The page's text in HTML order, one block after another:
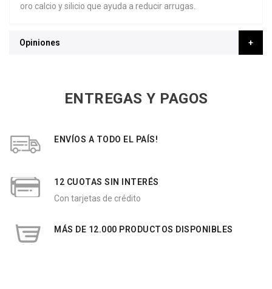
oro calcio y silicio que ayuda a reducir arrugas.
Opiniones
ENTREGAS Y PAGOS
ENVÍOS A TODO EL PAÍS!
12 CUOTAS SIN INTERÉS
Con tarjetas de crédito
MÁS DE 12.000 PRODUCTOS DISPONIBLES